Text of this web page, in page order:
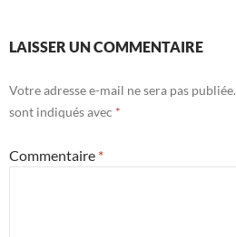
LAISSER UN COMMENTAIRE
Votre adresse e-mail ne sera pas publiée.
sont indiqués avec *
Commentaire *